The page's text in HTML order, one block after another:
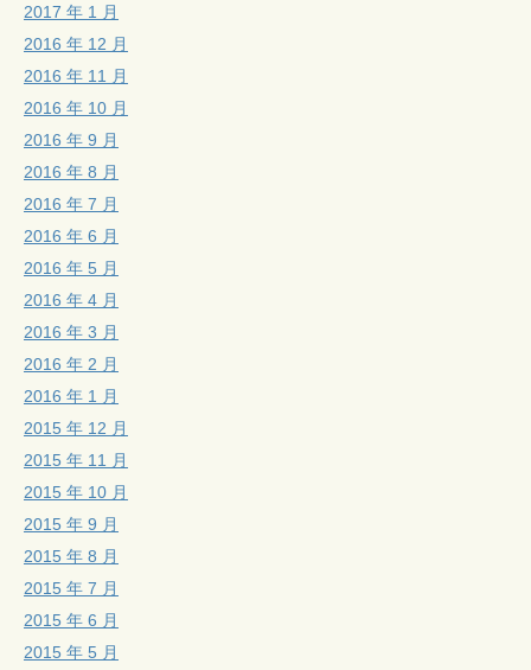
2017 年 1 月
2016 年 12 月
2016 年 11 月
2016 年 10 月
2016 年 9 月
2016 年 8 月
2016 年 7 月
2016 年 6 月
2016 年 5 月
2016 年 4 月
2016 年 3 月
2016 年 2 月
2016 年 1 月
2015 年 12 月
2015 年 11 月
2015 年 10 月
2015 年 9 月
2015 年 8 月
2015 年 7 月
2015 年 6 月
2015 年 5 月